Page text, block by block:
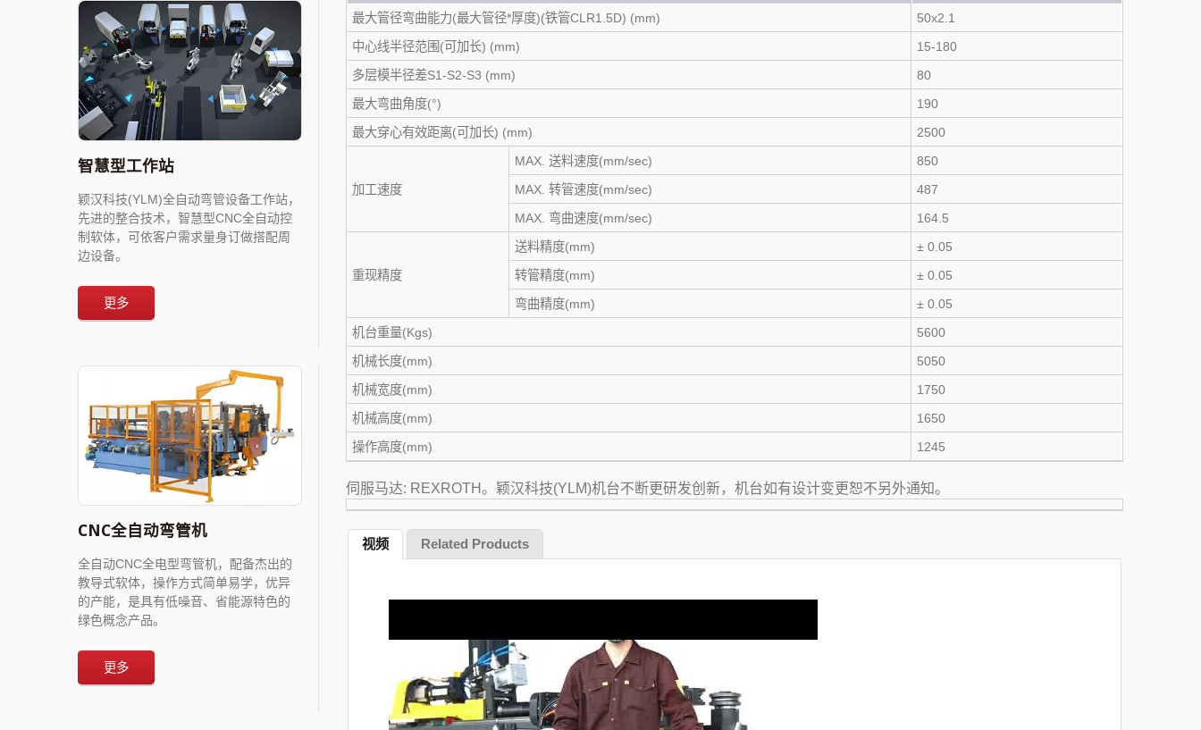
智慧型工作站
颖汉科技(YLM)全自动弯管设备工作站，
先进的整合技术，智慧型CNC全自动控
制软体，可依客户需求量身订做搭配周
边设备。
更多
CNC全自动弯管机
全自动CNC全电型弯管机，配备杰出的
教导式软体，操作方式简单易学，优异
的产能，是具有低噪音、省能源特色的
绿色概念产品。
更多
最大管径弯曲能力(最大管径*厚度)(铁管CLR1.5D) (mm)
50x2.1
中心线半径范围(可加长) (mm)
15-180
多层模半径差S1-S2-S3 (mm)
80
最大弯曲角度(°)
190
最大穿心有效距离(可加长) (mm)
2500
加工速度
MAX. 送料速度(mm/sec)
850
MAX. 转管速度(mm/sec)
487
MAX. 弯曲速度(mm/sec)
164.5
重现精度
送料精度(mm)
± 0.05
转管精度(mm)
± 0.05
弯曲精度(mm)
± 0.05
机台重量(Kgs)
5600
机械长度(mm)
5050
机械宽度(mm)
1750
机械高度(mm)
1650
操作高度(mm)
1245
伺服马达: REXROTH。颖汉科技(YLM)机台不断更研发创新，机台如有设计变更恕不另外通知。
视频 Related Products